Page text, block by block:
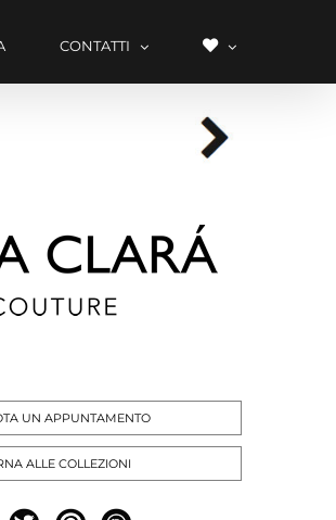
CONTATTI LISTA
DEI
UN APPUNTAMENTO
ALLE COLLEZIONI